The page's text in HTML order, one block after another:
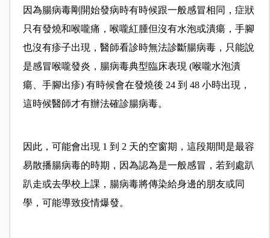
因為腸病毒剛開始發病時有時候跟一般感冒相同，症狀
只有發燒和喉嚨痛，喉嚨紅腫但沒有水泡或潰瘍，手腳
也沒有疹子出現，醫師看診時無法診斷腸病毒，只能說
是感冒喉嚨發炎，腸病毒典型臨床表現 (喉嚨水泡潰
瘍、手腳出疹) 有時候會在發燒後 24 到 48 小時出現，
這時候醫師才有辦法確診腸病毒。
因此，可能會出現 1 到 2 天的空窗期，這段期間是最容
易散播腸病毒的時期，因為認為是一般感冒，若到處趴
趴走或去學校上課，腸病毒將傳染給身邊的朋友或同
學，可能導致疫情爆發。